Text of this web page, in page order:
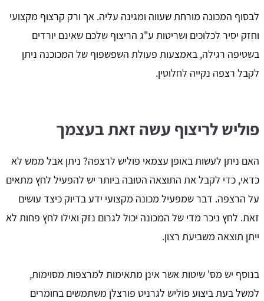
לבסוף המכונה מורחת שעווה ומגינה עליה. אך ורק קרצוף מקצועי
וחזק יסיר לכלוכים ושריטות ע"ג הריצוף שלכם שאינם יורדים
בשטיפה רגילה, באמצעות פעולת השפשפוף של המכוכנה ניתן
לקבל רצפה נקייה לחלוטין.
פוליש לריצוף עשה זאת בעצמך
האם ניתן לעשות באופן עצמאי פוליש לרצפה? ניתן אבל ממש לא
כדאי, כדי לקבל את התוצאה הטובה ביותר יש להפעיל לחץ מתאים
על הרצפה. דבר שמפעיל מכונה מקצועי ידע בדיוק כיצד עושים
זאת. לחץ ניכר מדי של המכונה יכול לגרום נזק ואילו לחץ פחות לא
ייתן תוצאה משביעת רצון.
בנוסף יש מס' שיטות אשר אינן מתאימות למרצפות מסוימות,
למשל בעת ביצוע פוליש לגרניט פורצלן משתמשים בחומרים